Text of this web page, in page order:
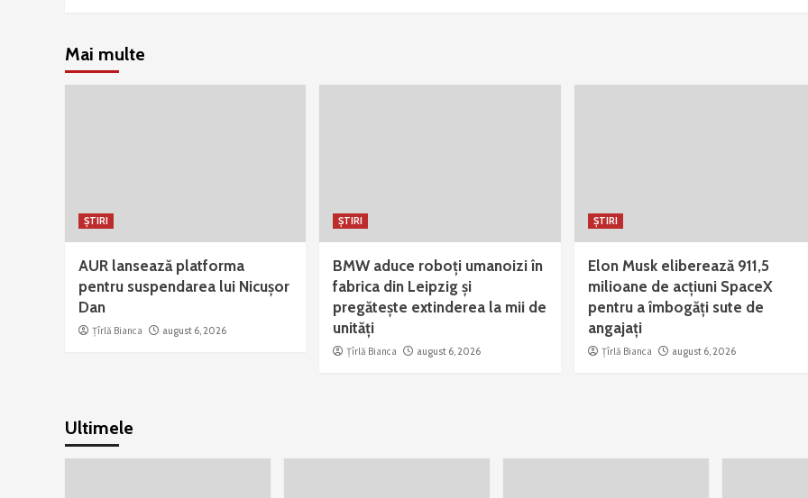
Mai multe
ȘTIRI
AUR lansează platforma
pentru suspendarea lui Nicușor
Dan
Țîrlă Bianca august 6, 2026
ȘTIRI
BMW aduce roboți umanoizi în
fabrica din Leipzig și
pregătește extinderea la mii de
unități
Țîrlă Bianca august 6, 2026
ȘTIRI
Elon Musk eliberează 911,5
milioane de acțiuni SpaceX
pentru a îmbogăți sute de
angajați
Țîrlă Bianca august 6, 2026
Ultimele